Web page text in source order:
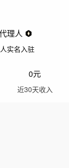
理人
实名入驻
0元
近30天收入